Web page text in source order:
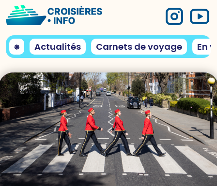
⎈ Actualités Carnets de voyage En